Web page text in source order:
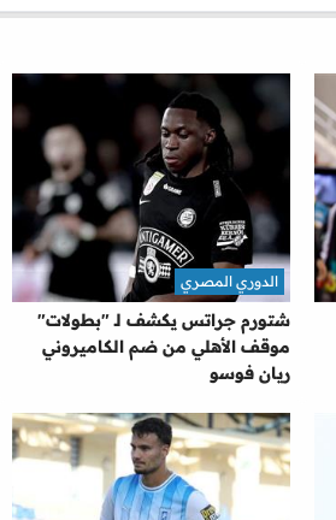
شتورم جراتس يكشف لـ "بطولات"
موقف الأهلي من ضم الكاميروني
ريان فوسو
الدوري المصري